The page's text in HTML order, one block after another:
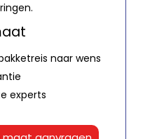
naar wens
experts